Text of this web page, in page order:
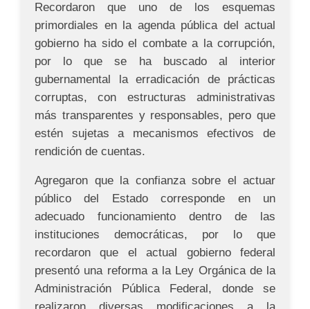
Recordaron que uno de los esquemas
primordiales en la agenda pública del actual
gobierno ha sido el combate a la corrupción,
por lo que se ha buscado al interior
gubernamental la erradicación de prácticas
corruptas, con estructuras administrativas
más transparentes y responsables, pero que
estén sujetas a mecanismos efectivos de
rendición de cuentas.
Agregaron que la confianza sobre el actuar
público del Estado corresponde en un
adecuado funcionamiento dentro de las
instituciones democráticas, por lo que
recordaron que el actual gobierno federal
presentó una reforma a la Ley Orgánica de la
Administración Pública Federal, donde se
realizaron diversas modificaciones a la